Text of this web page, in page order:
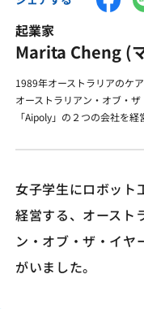
起業家
Marita Cheng (
1989年オーストラリアのケ
オーストラリアン・オブ・
「Aipoly」の２つの会社を経
女子学生にロボット
経営する、オースト
ン・オブ・ザ・イヤ
がいました。